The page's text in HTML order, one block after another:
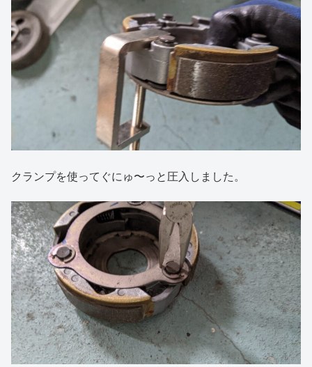
クランプを使ってぐにゅ〜っと圧入しました。